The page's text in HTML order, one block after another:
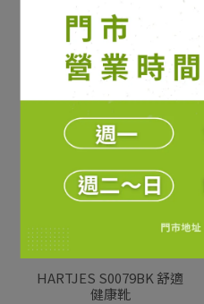
HARTJES S0110KA 舒適健
康涼鞋
NT$0
加入購物車
HARTJES S0079BK 舒適
健康靴